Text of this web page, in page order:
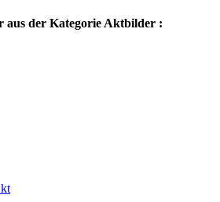
aus der Kategorie Aktbilder :